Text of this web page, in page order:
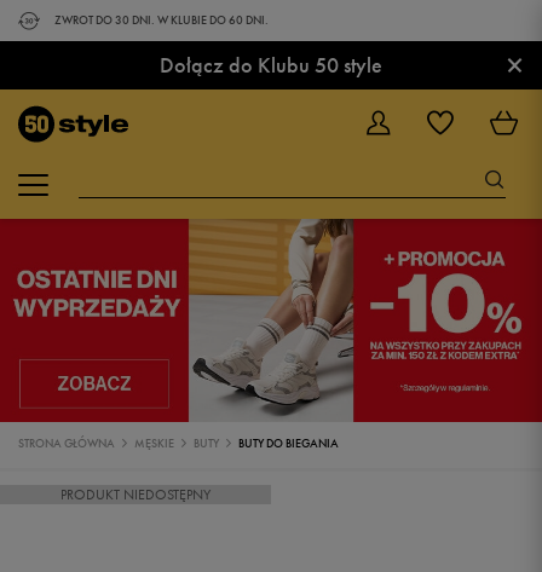
ZWROT DO 30 DNI. W KLUBIE DO 60 DNI.
Dołącz do Klubu 50 style ×
STRONA GŁÓWNA MĘSKIE BUTY BUTY DO BIEGANIA
PRODUKT NIEDOSTĘPNY